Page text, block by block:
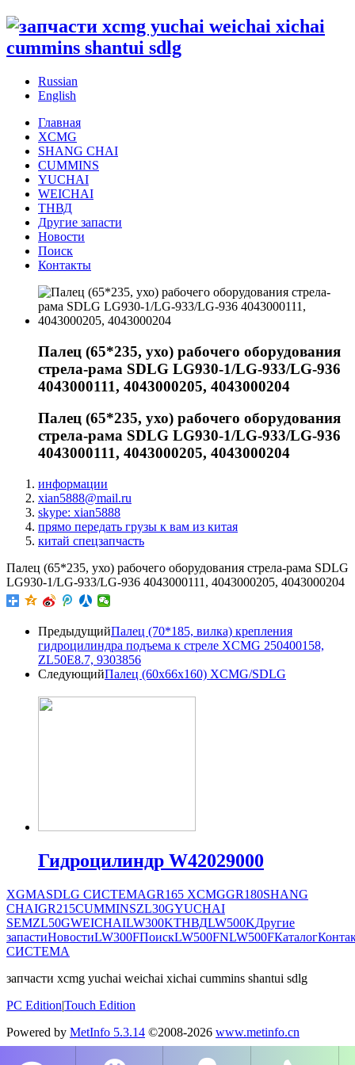
Russian
English
Главная
XCMG
SHANG CHAI
CUMMINS
YUCHAI
WEICHAI
ТНВД
Другие запасти
Новости
Поиск
Контакты
Палец (65*235, ухо) рабочего оборудования
стрела-рама SDLG LG930-1/LG-933/LG-936
4043000111, 4043000205, 4043000204
Палец (65*235, ухо) рабочего оборудования
стрела-рама SDLG LG930-1/LG-933/LG-936
4043000111, 4043000205, 4043000204
информации
xian5888@mail.ru
skype: xian5888
прямо передать грузы к вам из китая
китай спецзапчасть
Палец (65*235, ухо) рабочего оборудования стрела-рама SDLG
LG930-1/LG-933/LG-936 4043000111, 4043000205, 4043000204
ПредыдущийПалец (70*185, вилка) крепления
гидроцилиндра подъема к стреле XCMG 250400158,
ZL50E8.7, 9303856
СледующийПалец (60x66x160) XCMG/SDLG
Гидроцилиндр W42029000
XGMASDLG СИСТЕМАGR165 XCMGGR180SHANG
CHAIGR215CUMMINSZL30GYUCHAI
SEMZL50GWEICHAILW300KТНВДLW500KДругие
запастиНовостиLW300FПоискLW500FNLW500FКаталог
СИСТЕМА
запчасти xcmg yuchai weichai xichai cummins shantui sdlg
PC Edition|Touch Edition
Powered by MetInfo 5.3.14 ©2008-2026 www.metinfo.cn